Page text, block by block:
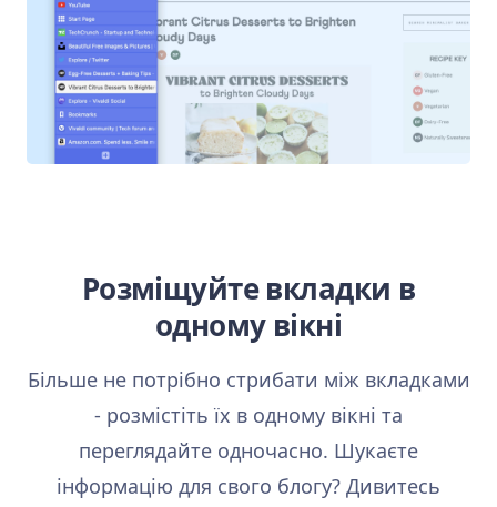
Розміщуйте вкладки в
одному вікні
Більше не потрібно стрибати між вкладками
- розмістіть їх в одному вікні та
переглядайте одночасно. Шукаєте
інформацію для свого блогу? Дивитесь